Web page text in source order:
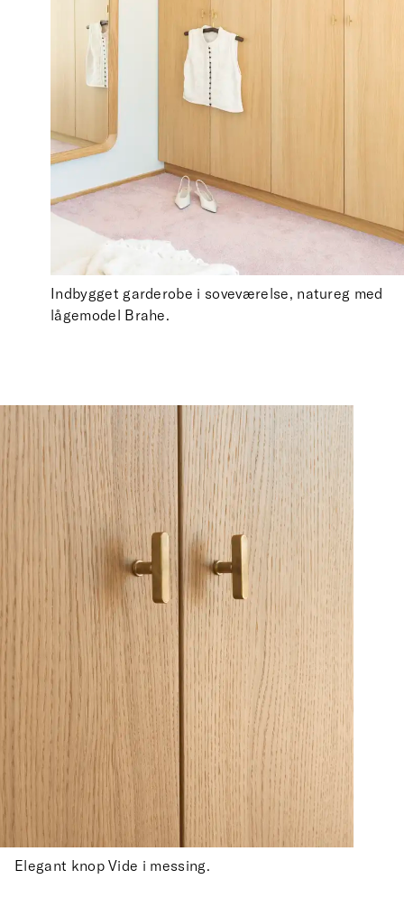
Indbygget garderobe i soveværelse, natureg med
lågemodel Brahe.
Elegant knop Vide i messing.